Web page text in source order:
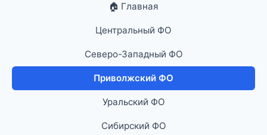
🏠 Главная
Центральный ФО
Северо-Западный ФО
Приволжский ФО
Уральский ФО
Сибирский ФО